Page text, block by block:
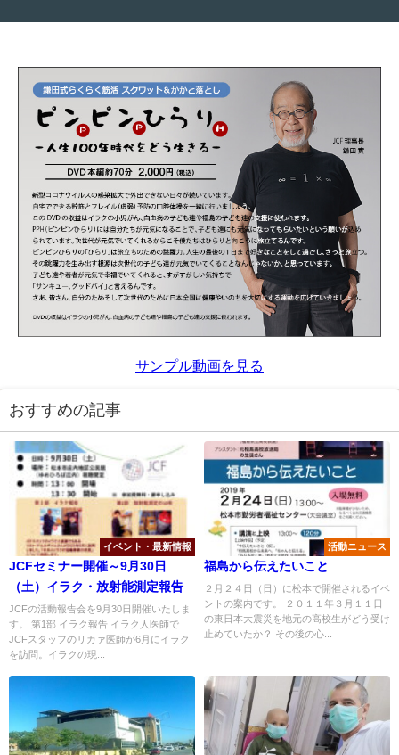
サンプル動画を見る
おすすめの記事
イベント・最新情報
JCFセミナー開催～9月30日
（土）イラク・放射能測定報告
JCFの活動報告会を9月30日開催いたしま
す。 第1部 イラク報告 イラク人医師で
JCFスタッフのリカァ医師が6月にイラク
を訪問。イラクの現...
活動ニュース
福島から伝えたいこと
２月２４日（日）に松本で開催されるイベ
ントの案内です。 ２０１１年３月１１日
の東日本大震災を地元の高校生がどう受け
止めていたか？ その後の心...